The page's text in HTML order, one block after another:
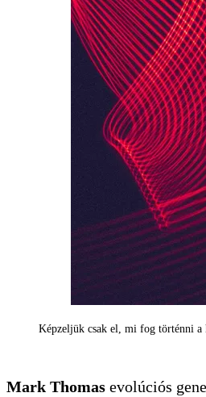
Képzeljük csak el, mi fog történni a
Mark Thomas evolúciós